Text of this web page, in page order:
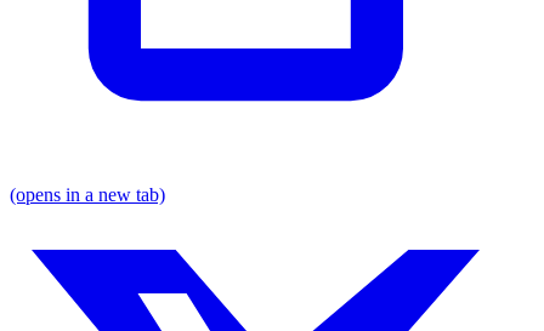
(opens in a new tab)